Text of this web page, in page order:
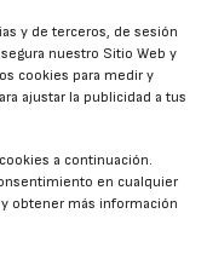
y de terceros, de sesión
nuestro Sitio Web y
cookies para medir y
ajustar la publicidad a tus
a continuación.
en cualquier
obtener más información